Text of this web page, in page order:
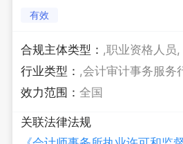
有效
合规主体类型： ,职业资格人员,
行业类型： ,会计审计事务服务
效力范围： 全国
关联法律法规